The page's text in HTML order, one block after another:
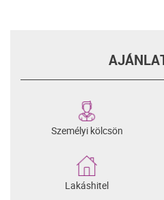
Személyi kölcsön
Lakáshitel